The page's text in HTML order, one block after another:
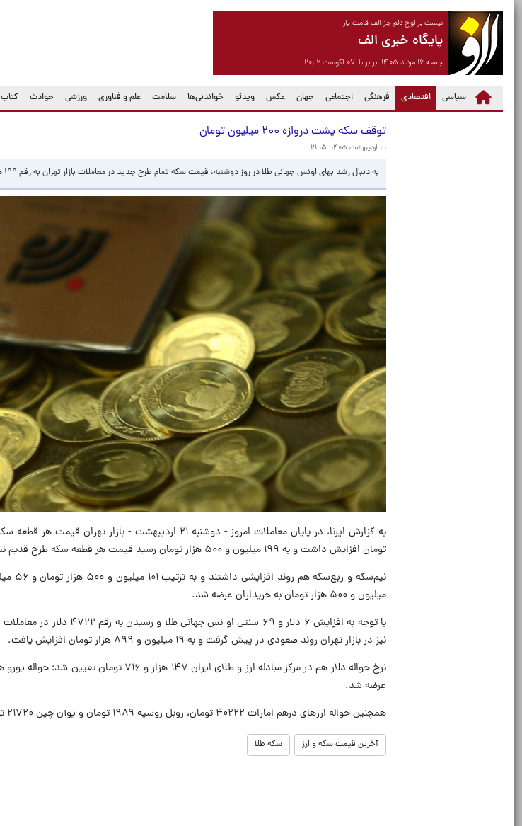
نیست بر لوح دلم جز الف قامت یار
پایگاه خبری الف
جمعه ۱۶ مرداد ۱۴۰۵ برابر با ۰۷ آگوست ۲۰۲۶
سیاسی اقتصادی
(current) فرهنگی اجتماعی جهان عکس ویدئو خواندنی‌ها سلامت علم و فناوری ورزشی حوادث کتاب
توقف سکه پشت دروازه ۲۰۰ میلیون تومان
۲۱ اردیبهشت ۱۴۰۵، ۲۱:۱۵
به دنبال رشد بهای اونس جهانی طلا در روز دوشنبه، قیمت سکه تمام طرح جدید در معاملات بازار تهران به رقم ۱۹۹ میلیون و ۵۰۰ هزار تومان رسید.
تومان افزایش داشت و به ۱۹۹ میلیون و ۵۰۰ هزار تومان رسید قیمت هر قطعه سکه طرح قدیم نیز ۱۹۶ میلیون تومان تعیین شد.
میلیون و ۵۰۰ هزار تومان به خریداران عرضه شد.
نیز در بازار تهران روند صعودی در پیش گرفت و به ۱۹ میلیون و ۸۹۹ هزار تومان افزایش یافت.
عرضه شد.
همچنین حواله ارزهای درهم امارات ۴۰۲۲۲ تومان، روبل روسیه ۱۹۸۹ تومان و یوآن چین ۲۱۷۲۰ تومان به متقاضیان فروخته شدند.
آخرین قیمت سکه و ارز سکه طلا